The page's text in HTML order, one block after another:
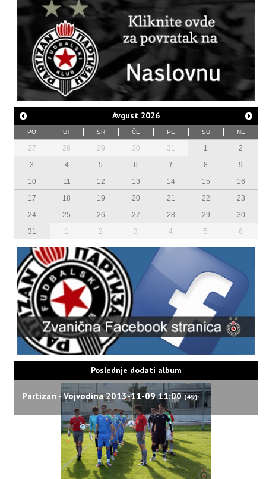
Avgust 2026
PO UT SR ČE PE SU NE
27 28 29 30 31 1
2
3
4 5 6 7 8
9
10
11 12 13 14 15
16
17
18 19 20 21 22
23
24
25 26 27 28 29
30
31
1 2 3 4 5 6
Poslednje dodati album
Partizan - Vojvodina 2013-11-09 11:00(49)